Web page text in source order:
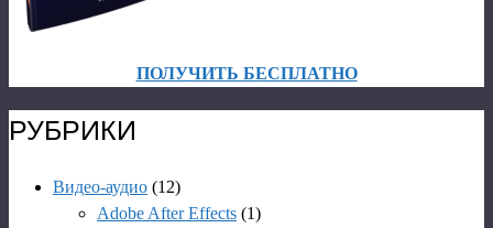
ПОЛУЧИТЬ БЕСПЛАТНО
РУБРИКИ
Видео-аудио (12)
Adobe After Effects (1)